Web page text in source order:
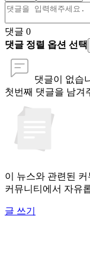
댓글 0
댓글 정렬 옵션 선택
댓글이 없습
첫번째 댓글을 남겨
이 뉴스와 관련된
커뮤니티에서 자유
글 쓰기